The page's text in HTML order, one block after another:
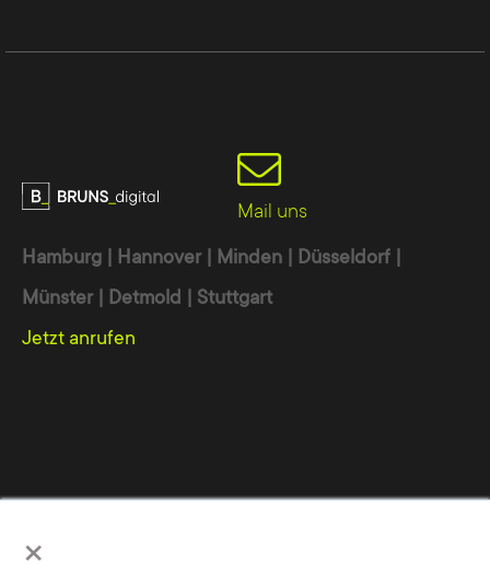
×
Hamburg | Hannover | Minden | Düsseldorf |
Münster | Detmold | Stuttgart
Jetzt anrufen
Mail uns
Wir nutzen Cookies, um Ihnen die bestmögliche Nutzung unserer